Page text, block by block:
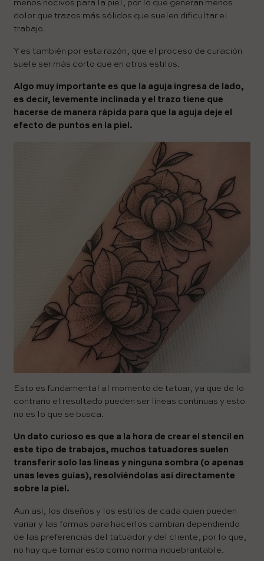
menos nocivos para la piel, por lo que generan menos
dolor que trazos más sólidos que suelen dificultar el
trabajo.
Y es también por esta razón, que el proceso de curación
suele ser más corto que en otros estilos.
Algo muy importante es que la aguja ingresa de lado,
es decir, levemente inclinada y el trazo tiene que
hacerse de manera rápida para que la aguja deje el
efecto de puntos en la piel.
Esto es fundamental al momento de tatuar, ya que de lo
contrario el resultado pueden ser líneas continuas y esto
no es lo que se busca.
Un dato curioso es que a la hora de crear el stencil en
este tipo de trabajos, muchos tatuadores suelen
transferir solo las líneas y ninguna sombra (o apenas
unas leves guías), resolviéndolas así directamente
sobre la piel.
Aun así, los diseños y los estilos de cada quien pueden
variar y las formas para hacerlos cambian dependiendo
de las preferencias del tatuador y del cliente, por lo que,
no hay que tomar esto como norma inquebrantable.